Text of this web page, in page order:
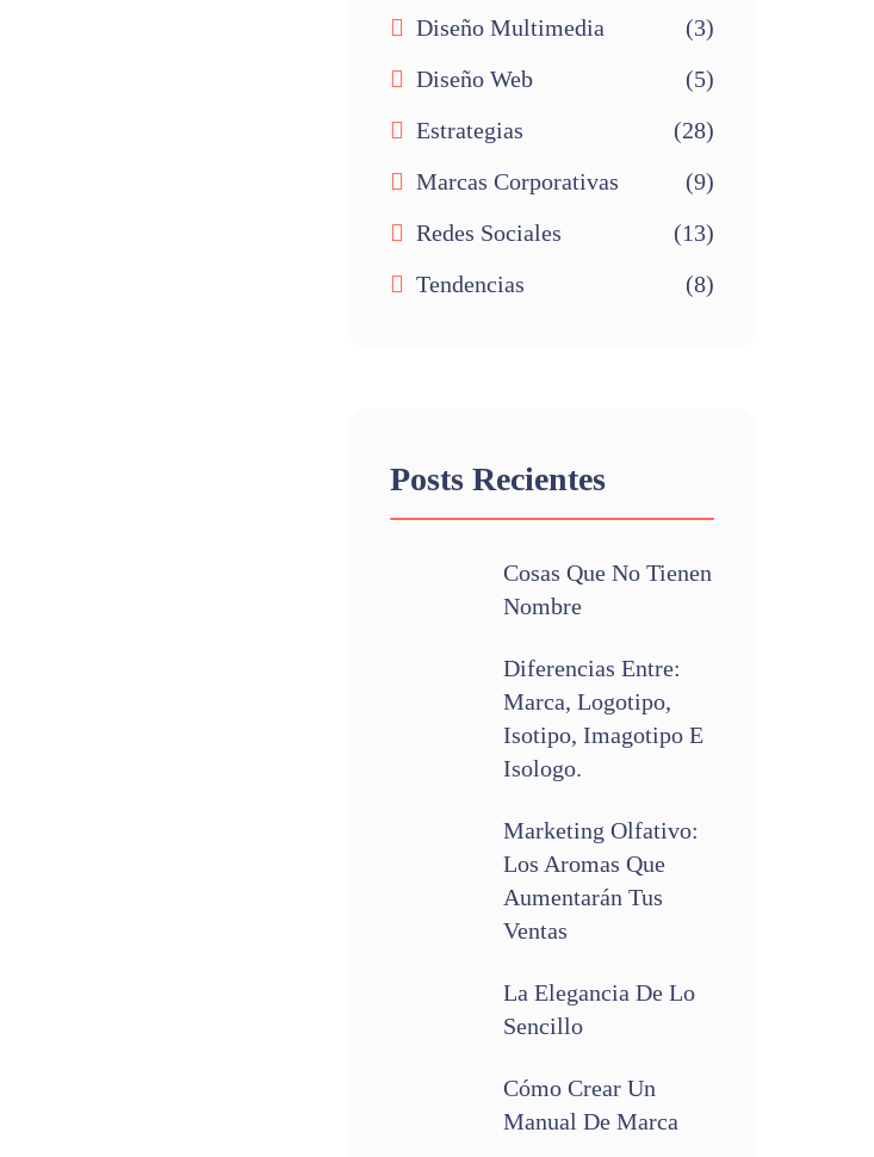
Diseño Multimedia
(3)
Diseño Web
(5)
Estrategias
(28)
Marcas Corporativas
(9)
Redes Sociales
(13)
Tendencias
(8)
Posts Recientes
Cosas Que No Tienen
Nombre
Diferencias Entre:
Marca, Logotipo,
Isotipo, Imagotipo E
Isologo.
Marketing Olfativo:
Los Aromas Que
Aumentarán Tus
Ventas
La Elegancia De Lo
Sencillo
Cómo Crear Un
Manual De Marca